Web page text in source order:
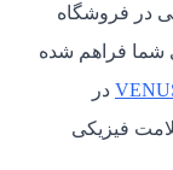
در فروشگاه
شما فراهم شده
در
فیزیکی